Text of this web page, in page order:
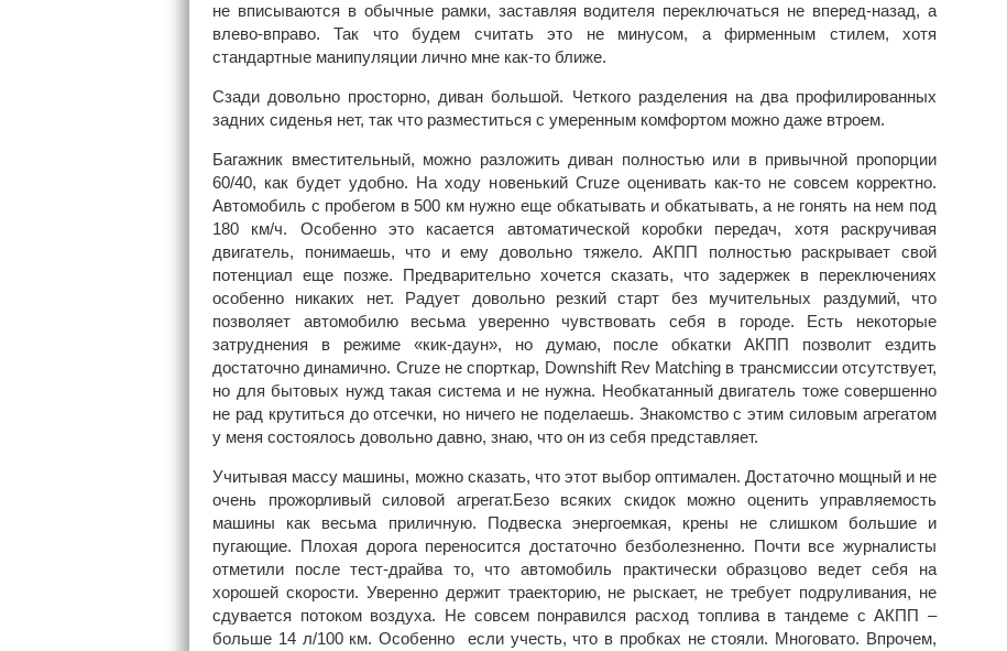
не вписываются в обычные рамки, заставляя водителя переключаться не вперед-назад, а
влево-вправо. Так что будем считать это не минусом, а фирменным стилем, хотя
стандартные манипуляции лично мне как-то ближе.
Сзади довольно просторно, диван большой. Четкого разделения на два профилированных
задних сиденья нет, так что разместиться с умеренным комфортом можно даже втроем.
Багажник вместительный, можно разложить диван полностью или в привычной пропорции
60/40, как будет удобно. На ходу новенький Cruze оценивать как-то не совсем корректно.
Автомобиль с пробегом в 500 км нужно еще обкатывать и обкатывать, а не гонять на нем под
180 км/ч. Особенно это касается автоматической коробки передач, хотя раскручивая
двигатель, понимаешь, что и ему довольно тяжело. АКПП полностью раскрывает свой
потенциал еще позже. Предварительно хочется сказать, что задержек в переключениях
особенно никаких нет. Радует довольно резкий старт без мучительных раздумий, что
позволяет автомобилю весьма уверенно чувствовать себя в городе. Есть некоторые
затруднения в режиме «кик-даун», но думаю, после обкатки АКПП позволит ездить
достаточно динамично. Cruze не спорткар, Downshift Rev Matching в трансмиссии отсутствует,
но для бытовых нужд такая система и не нужна. Необкатанный двигатель тоже совершенно
не рад крутиться до отсечки, но ничего не поделаешь. Знакомство с этим силовым агрегатом
у меня состоялось довольно давно, знаю, что он из себя представляет.
Учитывая массу машины, можно сказать, что этот выбор оптимален. Достаточно мощный и не
очень прожорливый силовой агрегат.Безо всяких скидок можно оценить управляемость
машины как весьма приличную. Подвеска энергоемкая, крены не слишком большие и
пугающие. Плохая дорога переносится достаточно безболезненно. Почти все журналисты
отметили после тест-драйва то, что автомобиль практически образцово ведет себя на
хорошей скорости. Уверенно держит траекторию, не рыскает, не требует подруливания, не
сдувается потоком воздуха. Не совсем понравился расход топлива в тандеме с АКПП –
больше 14 л/100 км. Особенно если учесть, что в пробках не стояли. Многовато. Впрочем,